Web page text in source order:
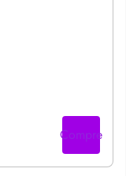
Compre